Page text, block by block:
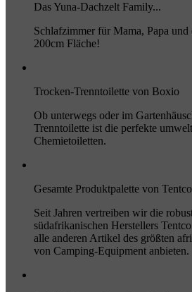
Das Yuna-Dachzelt Family...
Schlafzimmer für Mama, Papa
200cm Fläche!
Trocken-Trenntoilette von Boxio
Ob unterwegs oder im
Trenntoilette ist die perfekte
Chemietoiletten.
Gesamte Produktpalette von Tentco
Seit Jahren vertreiben wir die
südafrikanischen Herstellers
alle anderen Artikel des größten
von Camping-Equipment anbieten.